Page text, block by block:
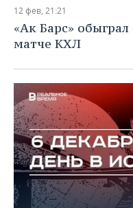
12 фев, 21:21
«Ак Барс»
матче КХЛ